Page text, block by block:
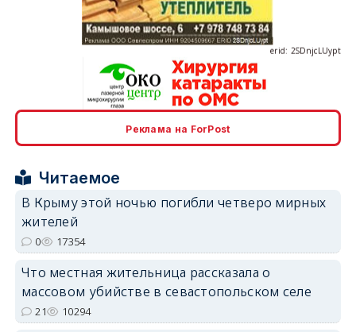
Реклама на ForPost
Читаемое
В Крыму этой ночью погибли четверо мирных
жителей
0 17354
Что местная жительница рассказала о
массовом убийстве в севастопольском селе
21 10294